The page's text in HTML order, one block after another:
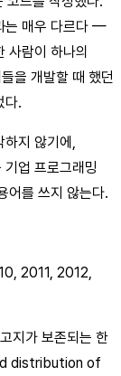
는 매우 다르다 —
사람이 하나의
을 개발할 때 했던
다.
하지 않기에,
업 프로그래밍
어를 쓰지 않는다.
2011, 2012,
지가 보존되는 한
distribution of